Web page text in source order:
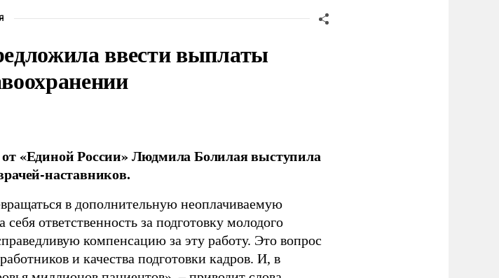
ввести выплаты
«Единой России» Людмила Болилая выступила
наставников.
в дополнительную неоплачиваемую
ответственность за подготовку молодого
компенсацию за эту работу. Это вопрос
и качества подготовки кадров. И, в